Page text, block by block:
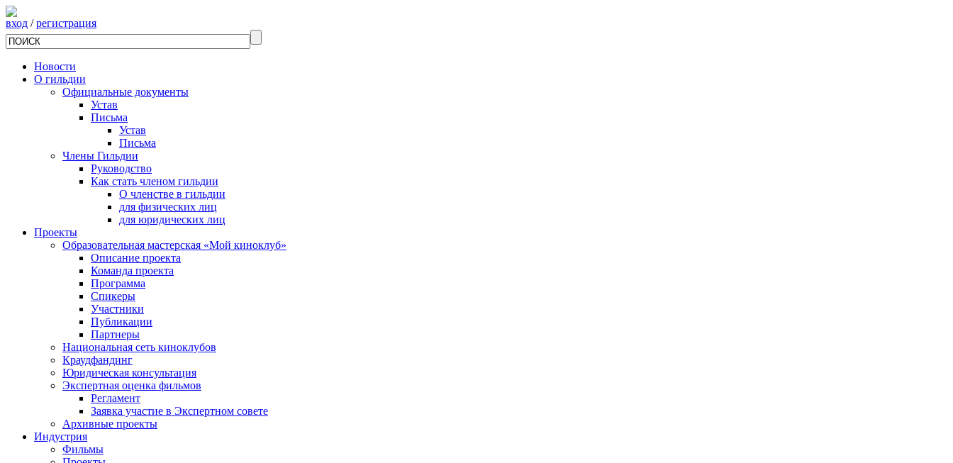
вход /регистрация
Новости
О гильдии
Официальные документы
Устав
Письма
Устав
Письма
Члены Гильдии
Руководство
Как стать членом гильдии
О членстве в гильдии
для физических лиц
для юридических лиц
Проекты
Образовательная мастерская «Мой киноклуб»
Описание проекта
Команда проекта
Программа
Спикеры
Участники
Публикации
Партнеры
Национальная сеть киноклубов
Краудфандинг
Юридическая консультация
Экспертная оценка фильмов
Регламент
Заявка участие в Экспертном совете
Архивные проекты
Индустрия
Фильмы